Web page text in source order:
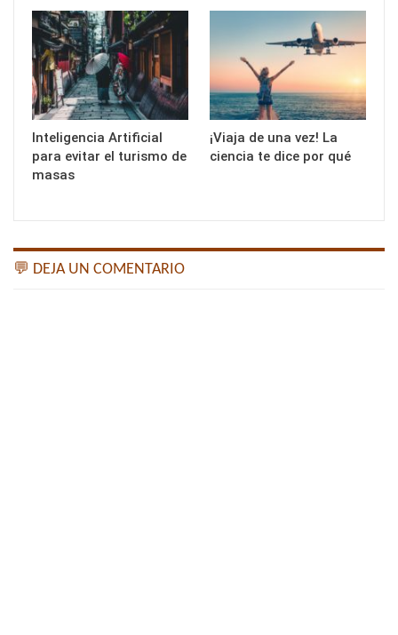
Inteligencia Artificial
para evitar el turismo de
masas
¡Viaja de una vez! La
ciencia te dice por qué
💬 DEJA UN COMENTARIO